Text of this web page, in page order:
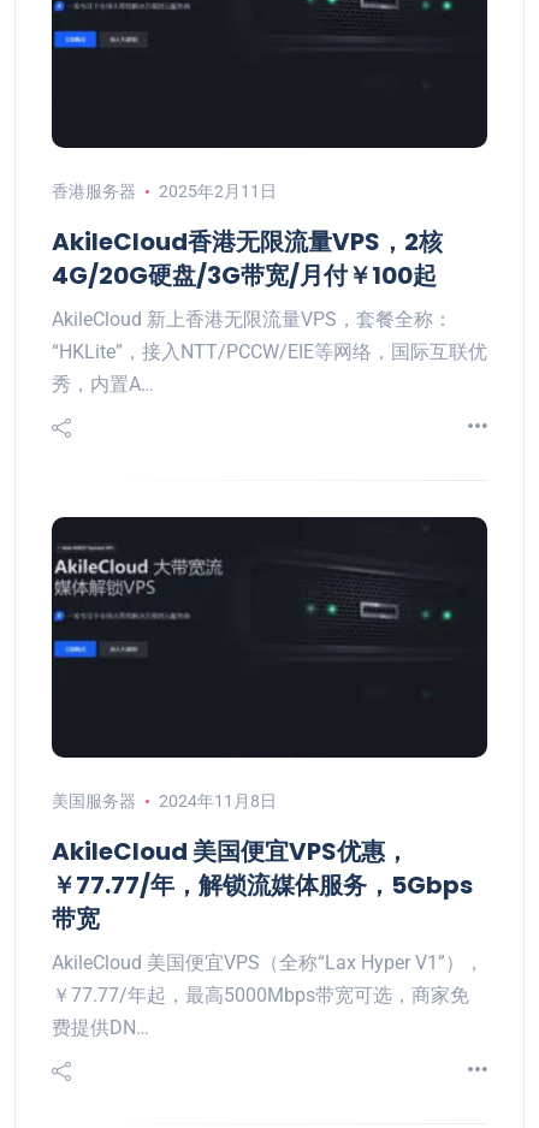
香港服务器 2025年2月11日
AkileCloud香港无限流量VPS，2核
4G/20G硬盘/3G带宽/月付￥100起
AkileCloud 新上香港无限流量VPS，套餐全称：
“HKLite”，接入NTT/PCCW/EIE等网络，国际互联优
秀，内置A…
美国服务器 2024年11月8日
AkileCloud 美国便宜VPS优惠，
￥77.77/年，解锁流媒体服务，5Gbps
带宽
AkileCloud 美国便宜VPS（全称“Lax Hyper V1”），
￥77.77/年起，最高5000Mbps带宽可选，商家免
费提供DN…